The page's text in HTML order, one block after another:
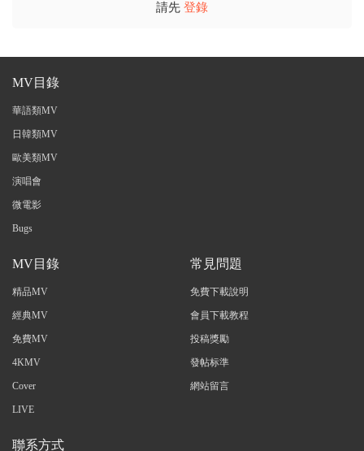
請先 登錄
MV目錄
華語類MV
日韓類MV
歐美類MV
演唱會
微電影
Bugs
MV目錄
精品MV
經典MV
免費MV
4KMV
Cover
LIVE
常見問題
免費下載說明
會員下載教程
投稿獎勵
發帖标準
網站留言
聯系方式